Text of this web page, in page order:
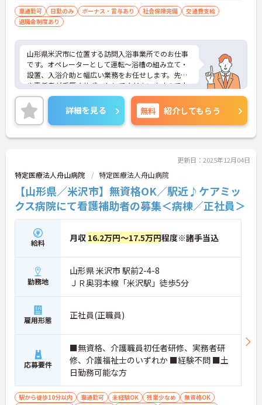
車通勤可 日勤のみ ボーナス・賞与あり 社会保険完備
交通費支給
退職金制度あり
山形県米沢市に位置する訪問入浴事業所でのお仕事
です。オペレーターとして運転～浴槽の組み立て・
設置、入浴介助と幅広い業務をお任せします。先輩
や責任者が手厚くサポートしてくださいますので未
経験の方も安心です！実務者研修・介護福祉士資格
取得支援制度もあり、働きながらスキルアップも目
指せます♪ご興味のある方には、面接対策ポイント
など、さらに詳細をお話しいたしますのでお気軽に
ご相談ください！
詳細を見る 無料 紹介してもらう
更新日：2025年12月04日
特定医療法人舟山病院 特定医療法人舟山病院
【山形県／米沢市】無資格OK／駅近♪ケアミッ
クス病院にて看護補助者の募集＜病棟／正社員＞
給料 月収 16.2万円～17.5万円程度※諸手当込
勤務地
山形県 米沢市 駅前2-4-8
ＪＲ奥羽本線「米沢駅」徒歩5分
雇用形態 正社員(正職員)
応募要件
■無資格、介護職員初任者研修、実務者研
修、介護福祉士のいずれか ■経験不問 ■土
日勤務可能な方
駅から徒歩10分以内 車通勤可 未経験OK 残業少なめ
無資格OK